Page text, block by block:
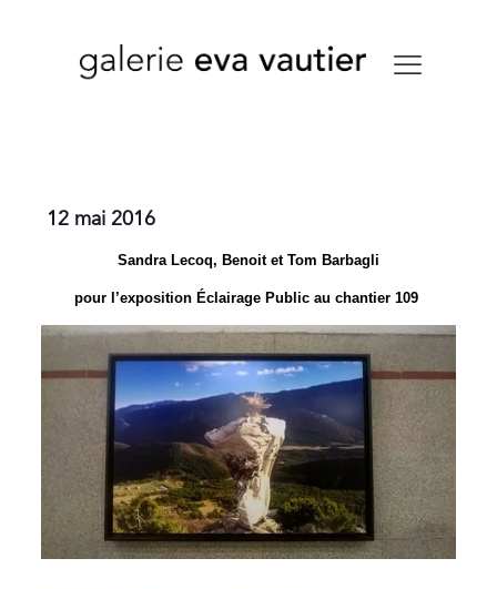
12 mai 2016
Sandra Lecoq, Benoit et Tom Barbagli
pour l’exposition Éclairage Public au chantier 109